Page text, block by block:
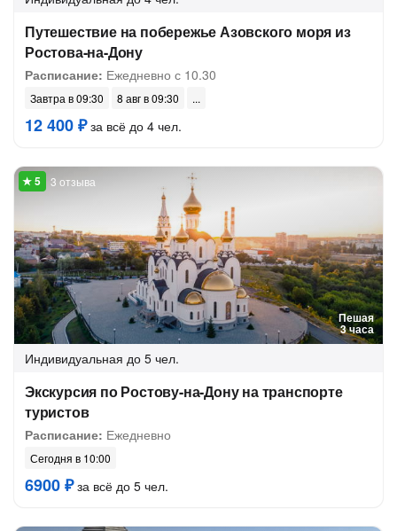
Путешествие на побережье Азовского моря из
Ростова-на-Дону
Расписание: Ежедневно с 10.30
Завтра в 09:30 8 авг в 09:30
12 400 ₽за всё до 4 чел.
Пешая
3 часа
3 отзыва
Индивидуальная до 5 чел.
Экскурсия по Ростову-на-Дону на транспорте
туристов
Расписание: Ежедневно
Сегодня в 10:00
6900 ₽за всё до 5 чел.